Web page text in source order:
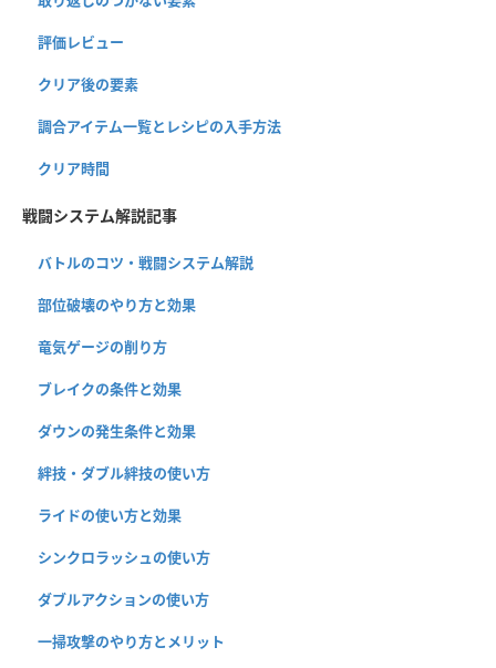
評価レビュー
クリア後の要素
調合アイテム一覧とレシピの入手方法
クリア時間
戦闘システム解説記事
バトルのコツ・戦闘システム解説
部位破壊のやり方と効果
竜気ゲージの削り方
ブレイクの条件と効果
ダウンの発生条件と効果
絆技・ダブル絆技の使い方
ライドの使い方と効果
シンクロラッシュの使い方
ダブルアクションの使い方
一掃攻撃のやり方とメリット